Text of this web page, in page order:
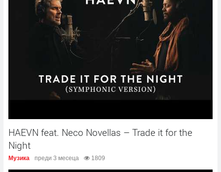
HAEVN feat. Neco Novellas – Trade it for the
Night
Музика преди 3 месеца 1809